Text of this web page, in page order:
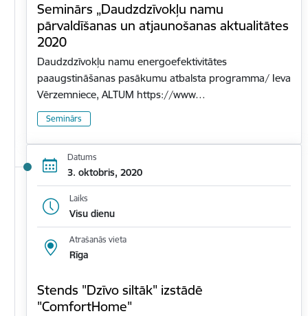
Seminārs „Daudzdzīvokļu namu
pārvaldīšanas un atjaunošanas aktualitātes
2020
Daudzdzīvokļu namu energoefektivitātes
paaugstināšanas pasākumu atbalsta programma/ Ieva
Vērzemniece, ALTUM https://www…
Seminārs
Datums
3. oktobris, 2020
Laiks
Visu dienu
Atrašanās vieta
Rīga
Stends "Dzīvo siltāk" izstādē
"ComfortHome"